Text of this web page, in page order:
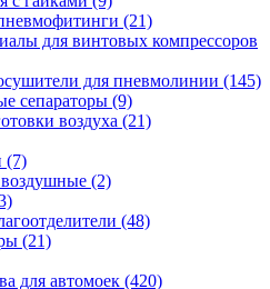
(21)
для винтовых компрессоров
для пневмолинии (145)
сепараторы (9)
воздуха (21)
(7)
(2)
(48)
(21)
для автомоек (420)